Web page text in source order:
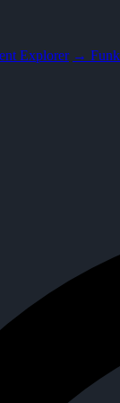
Explorer →